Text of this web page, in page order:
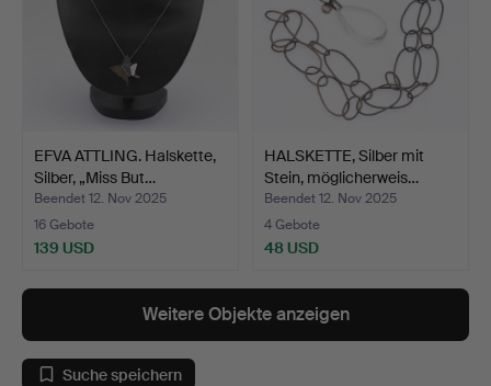
EFVA ATTLING. Halskette,
Silber, „Miss But…
Beendet 12. Nov 2025
16 Gebote
139 USD
HALSKETTE, Silber mit
Stein, möglicherweis…
Beendet 12. Nov 2025
4 Gebote
48 USD
Weitere Objekte anzeigen
Suche speichern